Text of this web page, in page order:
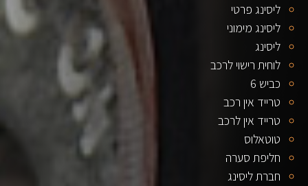
ליסינג פרטי
ליסינג מימוני
ליסינג
לוחית רישוי לרכב
כביש 6
טרייד אין רכב
טרייד אין לרכב
טוטאלוס
חליפת סערה
חברת ליסינג